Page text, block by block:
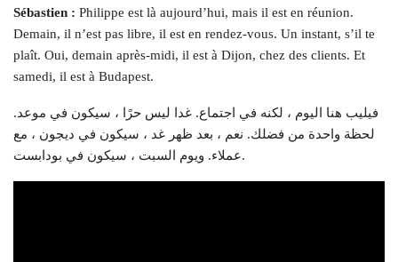
Sébastien : Philippe est là aujourd’hui, mais il est en réunion.
Demain, il n’est pas libre, il est en rendez-vous. Un instant, s’il te
plaît. Oui, demain après-midi, il est à Dijon, chez des clients. Et
samedi, il est à Budapest.
فيليب هنا اليوم ، لكنه في اجتماع. غدا ليس حرًا ، سيكون في موعد.
لحظة واحدة من فضلك. نعم ، بعد ظهر غد ، سيكون في ديجون ، مع
عملاء. ويوم السبت ، سيكون في بودابست.